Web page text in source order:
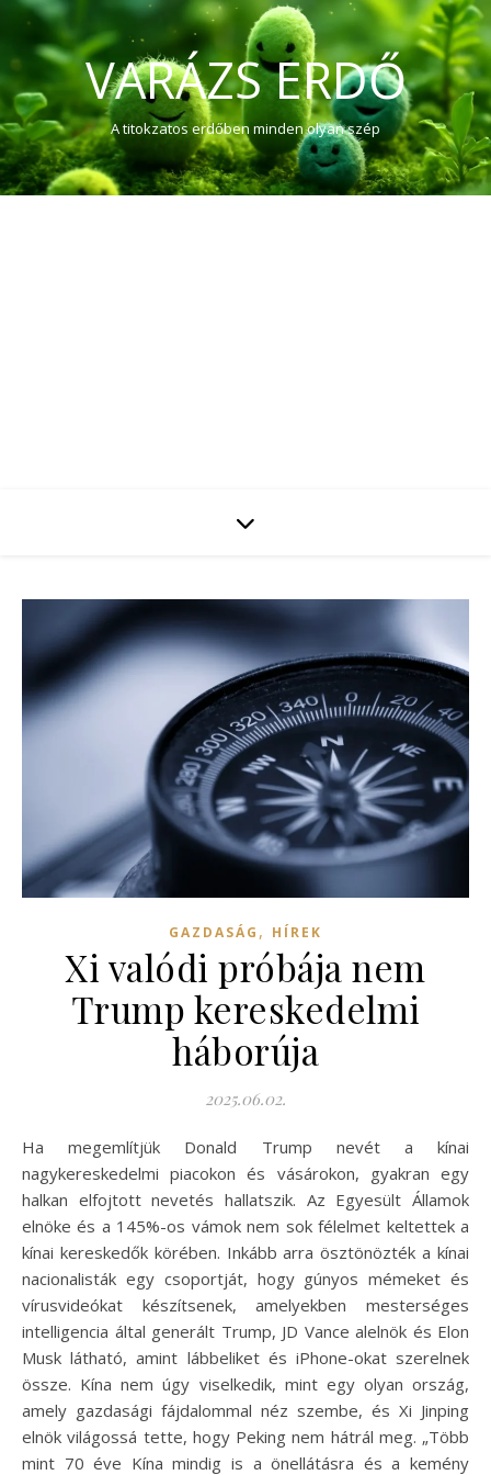
VARÁZS ERDŐ
A titokzatos erdőben minden olyan szép
GAZDASÁG , HÍREK
Xi valódi próbája nem
Trump kereskedelmi
háborúja
2025.06.02.
Ha megemlítjük Donald Trump nevét a kínai
nagykereskedelmi piacokon és vásárokon, gyakran egy
halkan elfojtott nevetés hallatszik. Az Egyesült Államok
elnöke és a 145%-os vámok nem sok félelmet keltettek a
kínai kereskedők körében. Inkább arra ösztönözték a kínai
nacionalisták egy csoportját, hogy gúnyos mémeket és
vírusvideókat készítsenek, amelyekben mesterséges
intelligencia által generált Trump, JD Vance alelnök és Elon
Musk látható, amint lábbeliket és iPhone-okat szerelnek
össze. Kína nem úgy viselkedik, mint egy olyan ország,
amely gazdasági fájdalommal néz szembe, és Xi Jinping
elnök világossá tette, hogy Peking nem hátrál meg. „Több
mint 70 éve Kína mindig is a önellátásra és a kemény